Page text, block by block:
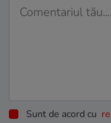
Sunt de acord cu